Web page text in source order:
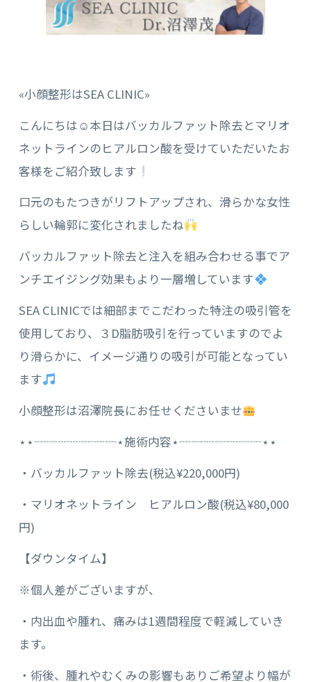
«小顔整形はSEA CLINIC»
こんにちは☺︎本日はバッカルファット除去とマリオ
ネットラインのヒアルロン酸を受けていただいたお
客様をご紹介致します
口元のもたつきがリフトアップされ、滑らかな女性
らしい輪郭に変化されましたね
バッカルファット除去と注入を組み合わせる事でア
ンチエイジング効果もより一層増しています
SEA CLINICでは細部までこだわった特注の吸引管を
使用しており、３D脂肪吸引を行っていますのでよ
り滑らかに、イメージ通りの吸引が可能となってい
ます
小顔整形は沼澤院長にお任せくださいませ
⋆⋆┈┈┈┈┈┈┈⋆施術内容⋆┈┈┈┈┈┈┈⋆⋆
・バッカルファット除去(税込¥220,000円)
・マリオネットライン ヒアルロン酸(税込¥80,000
円)
【ダウンタイム】
※個人差がございますが、
・内出血や腫れ、痛みは1週間程度で軽減していき
ます。
・術後、腫れやむくみの影響もありご希望より幅が